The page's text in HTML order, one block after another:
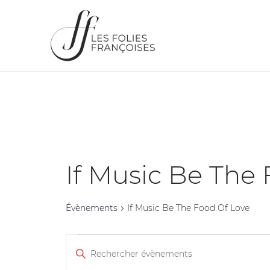
If Music Be The
Évènements If Music Be The Food Of Love
et
Saisir